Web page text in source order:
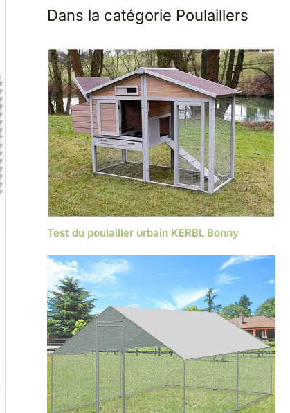
Dans la catégorie Poulaillers
Test du poulailler urbain KERBL Bonny